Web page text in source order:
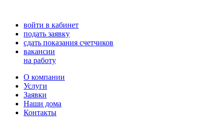
войти в кабинет
подать заявку
сдать показания счетчиков
вакансии
на работу
О компании
Услуги
Заявки
Наши дома
Контакты